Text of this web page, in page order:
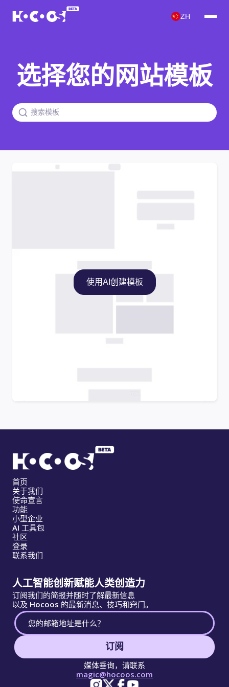
ZH
选择您的网站模板
使用AI创建模板
首页
关于我们
使命宣言
功能
小型企业
AI 工具包
社区
登录
联系我们
人工智能创新赋能人类创造力
订阅我们的简报并随时了解最新信息
以及 Hocoos 的最新消息、技巧和窍门。
订阅
媒体垂询，请联系
magic@hocoos.com